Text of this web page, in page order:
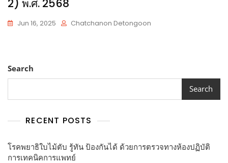
2) พ.ศ. 2568
Jun 16, 2025 Chatchanon Detongoon
Search
Search
RECENT POSTS
โรคพยาธิใบไม้ตับ รู้ทัน ป้องกันได้ ด้วยการตรวจทางห้องปฏิบัติ
การเทคนิคการแพทย์